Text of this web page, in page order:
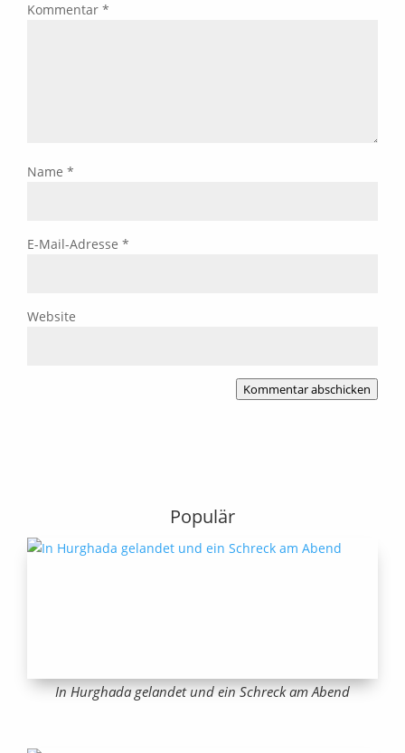
Kommentar *
Name *
E-Mail-Adresse *
Website
Kommentar abschicken
Populär
In Hurghada gelandet und ein Schreck am Abend